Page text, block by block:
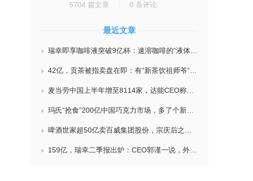
5704 篇文章 0 条评论
最近文章
瑞幸即享咖啡液突破9亿杯：速溶咖啡的“液体时代”是如何炼成的？
42亿，贡茶被指卖盘在即：有“新茶饮祖师爷”之称，贝恩资本拟接手
麦当劳中国上半年增至8114家，达能CEO称现阶段更具进攻性，“小酒馆”海伦司盈警，现代牧业完成收购中国圣牧股权，茶颜悦色合肥首店开业
玛氏“抢食”200亿中国巧克力市场，多了个新筹码：首次引进新收购的Trü Frü，“冻干水果+巧克力”能成为零食新风口吗？
啤酒世家超50亿卖百威集团股份，宗庆后之子任新公司董事长，FIVE GUYS明年重点加密北京，三只松鼠华南总部入驻佛山，达能完成阿根廷合资
159亿，瑞幸二季报出炉：CEO郭谨一说，外卖补贴收缩节奏快于年初预期，对下半年总体保持谨慎乐观，将继续稳步出海